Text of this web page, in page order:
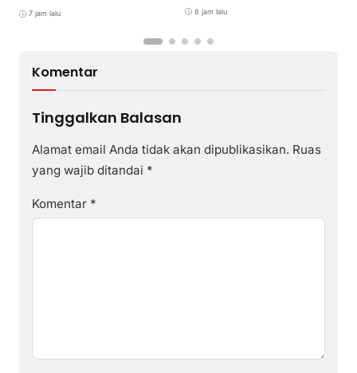
7 jam lalu 8 jam lalu
Komentar
Tinggalkan Balasan
Alamat email Anda tidak akan dipublikasikan. Ruas
yang wajib ditandai *
Komentar *